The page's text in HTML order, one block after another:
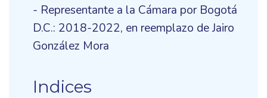
- Representante a la Cámara por Bogotá
D.C.: 2018-2022, en reemplazo de Jairo
González Mora
Indices